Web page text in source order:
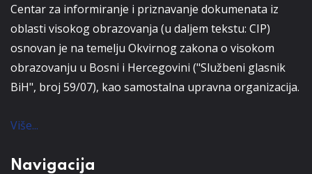
Centar za informiranje i priznavanje dokumenata iz
oblasti visokog obrazovanja (u daljem tekstu: CIP)
osnovan je na temelju Okvirnog zakona o visokom
obrazovanju u Bosni i Hercegovini ("Službeni glasnik
BiH", broj 59/07), kao samostalna upravna organizacija.
Više...
Navigacija